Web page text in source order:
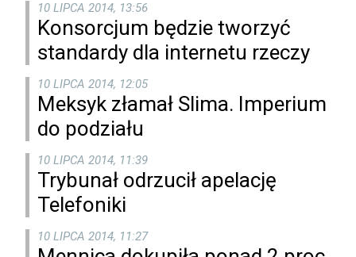
10 LIPCA 2014, 13:56
Konsorcjum będzie tworzyć
standardy dla internetu rzeczy
10 LIPCA 2014, 12:05
Meksyk złamał Slima. Imperium
do podziału
10 LIPCA 2014, 11:39
Trybunał odrzucił apelację
Telefoniki
10 LIPCA 2014, 11:27